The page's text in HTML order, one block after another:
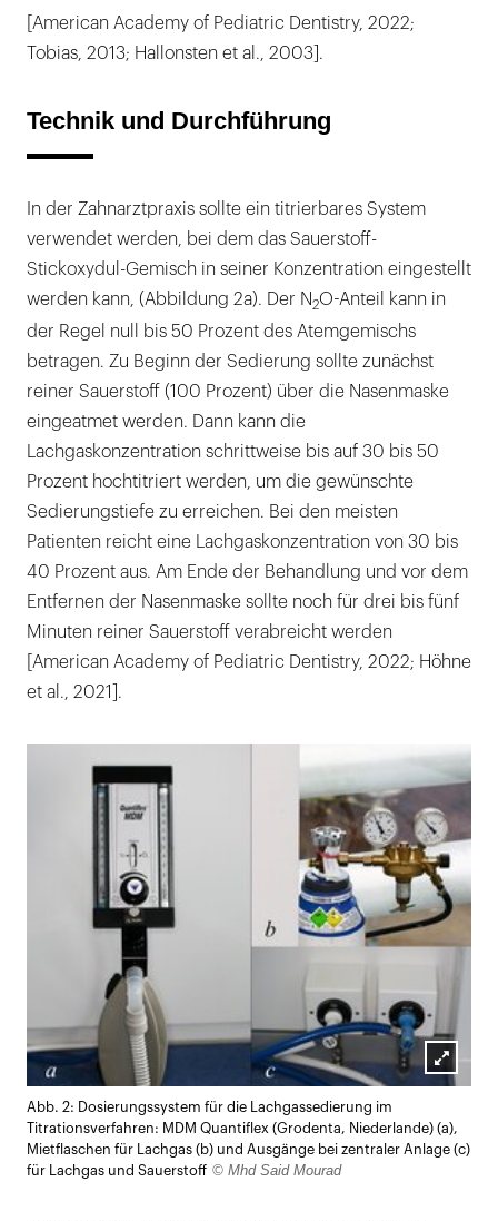
[American Academy of Pediatric Dentistry, 2022;
Tobias, 2013; Hallonsten et al., 2003].
Technik und Durchführung
In der Zahnarztpraxis sollte ein titrierbares System
verwendet werden, bei dem das Sauerstoff-
Stickoxydul-Gemisch in seiner Konzentration eingestellt
werden kann, (Abbildung 2a). Der N2O-Anteil kann in
der Regel null bis 50 Prozent des Atemgemischs
betragen. Zu Beginn der Sedierung sollte zunächst
reiner Sauerstoff (100 Prozent) über die Nasenmaske
eingeatmet werden. Dann kann die
Lachgaskonzentration schrittweise bis auf 30 bis 50
Prozent hochtitriert werden, um die gewünschte
Sedierungstiefe zu erreichen. Bei den meisten
Patienten reicht eine Lachgaskonzentration von 30 bis
40 Prozent aus. Am Ende der Behandlung und vor dem
Entfernen der Nasenmaske sollte noch für drei bis fünf
Minuten reiner Sauerstoff verabreicht werden
[American Academy of Pediatric Dentistry, 2022; Höhne
et al., 2021].
öffnen
Abb. 2: Dosierungssystem für die Lachgassedierung im
Titrationsverfahren: MDM Quantiflex (Grodenta, Niederlande) (a),
Mietflaschen für Lachgas (b) und Ausgänge bei zentraler Anlage (c)
für Lachgas und Sauerstoff © Mhd Said Mourad